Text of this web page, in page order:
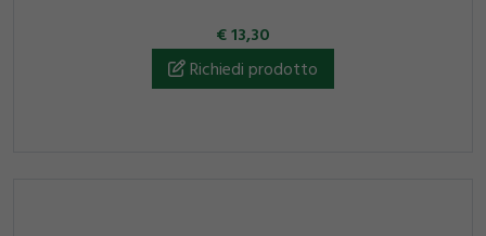
13,30
Richiedi prodotto